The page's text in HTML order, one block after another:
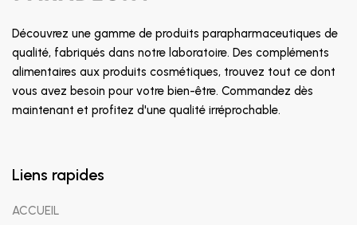
Découvrez une gamme de produits parapharmaceutiques de
qualité, fabriqués dans notre laboratoire. Des compléments
alimentaires aux produits cosmétiques, trouvez tout ce dont
vous avez besoin pour votre bien-être. Commandez dès
maintenant et profitez d'une qualité irréprochable.
Liens rapides
ACCUEIL